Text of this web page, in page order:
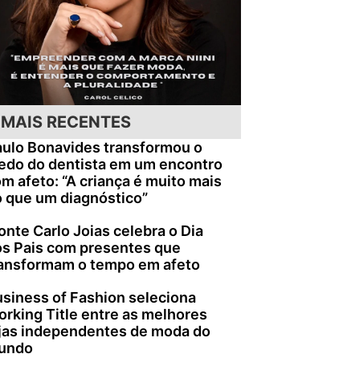
MAIS RECENTES
Bonavides transformou o
do dentista em um encontro
afeto: “A criança é muito mais
que um diagnóstico”
Carlo Joias celebra o Dia
Pais com presentes que
o tempo em afeto
of Fashion seleciona
Title entre as melhores
independentes de moda do